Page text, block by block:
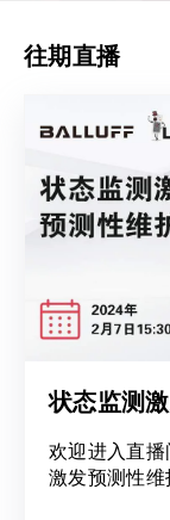
往期直播
状态监测
欢迎进入直
激发预测性